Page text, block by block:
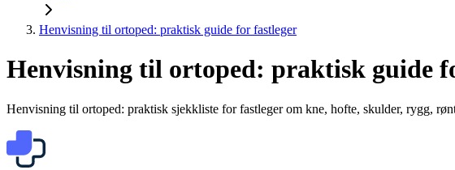
Henvisning til ortoped: praktisk guide for fastleger
Henvisning til ortoped: praktisk guide
Henvisning til ortoped: praktisk sjekkliste for fastleger om kne, hofte, skulder, rygg,